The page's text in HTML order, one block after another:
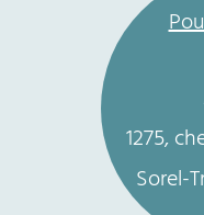
1275,
Sorel-